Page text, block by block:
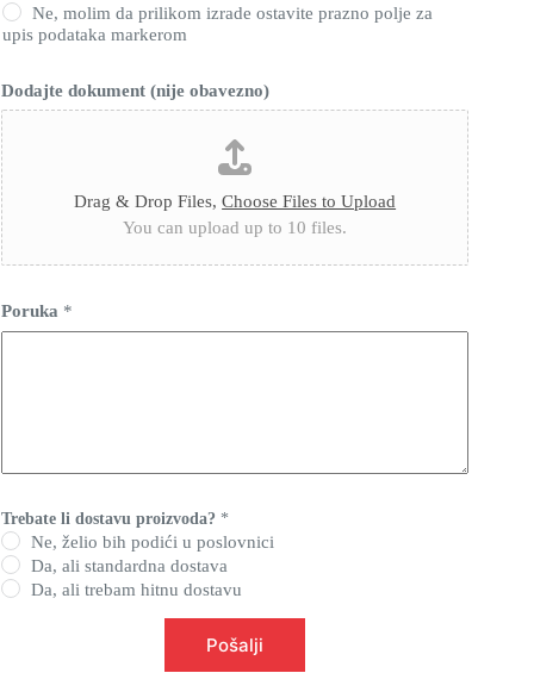
Ne, molim da prilikom izrade ostavite prazno polje za
upis podataka markerom
Dodajte dokument (nije obavezno)
Drag & Drop Files,Choose Files to Upload
You can upload up to 10 files.
o
s
m
n
z
i
j
a
Poruka *
Trebate li dostavu proizvoda? *
Ne, želio bih podići u poslovnici
Da, ali standardna dostava
Da, ali trebam hitnu dostavu
Pošalji